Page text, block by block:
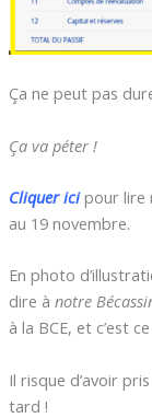
Ça ne peut pas
Ça va péter !
Cliquer ici pour lire
au 19 novembre.
En photo
dire à notre
à la BCE, et c’est
Il risque d’avoir
tard !